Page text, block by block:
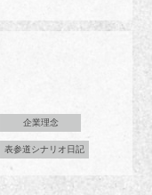
企業理念
表参道シナリオ日記